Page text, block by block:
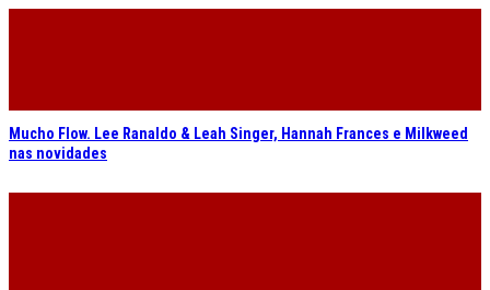
Mucho Flow. Lee Ranaldo & Leah Singer, Hannah Frances e Milkweed
nas novidades